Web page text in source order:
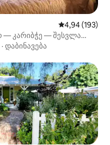
საშუალო
4,94 (193)
— კარიბჭე — შესვლა
· დაბინავება